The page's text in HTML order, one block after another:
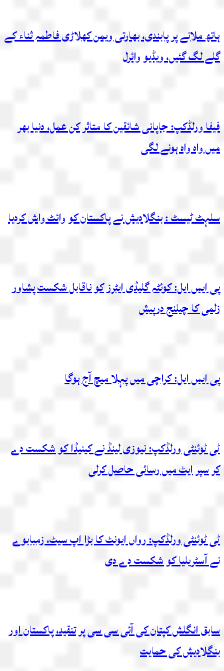
ہاتھ ملانے پر پابندی، بھارتی ویمن کھلاڑی فاطمہ ثناء کے
گلے لگ گئیں، ویڈیو وائرل
فیفا ورلڈکپ: جاپانی شائقین کا متاثر کن عمل، دنیا بھر
میں واہ واہ ہونے لگی
سلہٹ ٹیسٹ : بنگلادیش نے پاکستان کو وائٹ واش کردیا
پی ایس ایل: کوئٹہ گلیڈی ایٹرز کو ناقابل شکست پشاور
زلمی کا چیلنج درپیش
پی ایس ایل: کراچی میں پہلا میچ آج ہوگا
ٹی ٹوئنٹی ورلڈکپ: نیوزی لینڈ نے کینیڈا کو شکست دے
کر سپر ایٹ میں رسائی حاصل کرلی
ٹی ٹوئنٹی ورلڈکپ: رواں ایونٹ کا بڑا اپ سیٹ، زمبابوے
نے آسٹریلیا کو شکست دے دی
سابق انگلش کپتان کی آئی سی سی پر تنقید، پاکستان اور
بنگلادیش کی حمایت